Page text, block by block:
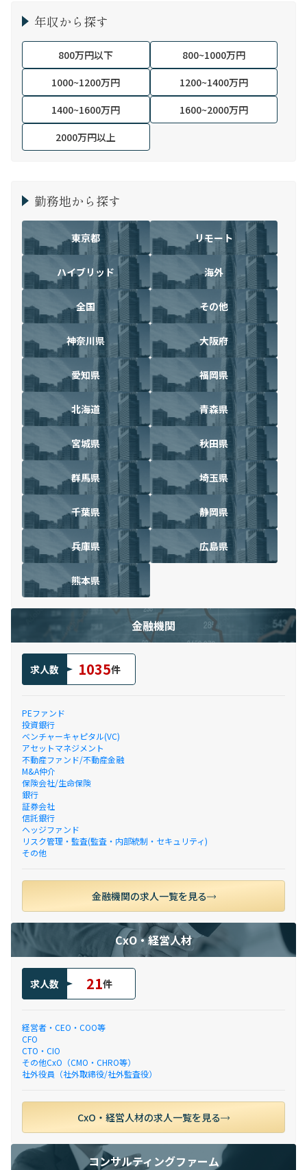
年収から探す
800万円以下
800~1000万円
1000~1200万円
1200~1400万円
1400~1600万円
1600~2000万円
2000万円以上
勤務地から探す
東京都 リモート
ハイブリッド 海外
全国 その他
神奈川県 大阪府
愛知県 福岡県
北海道 青森県
宮城県 秋田県
群馬県 埼玉県
千葉県 静岡県
兵庫県 広島県
熊本県
金融機関
求人数 1035件
PEファンド
投資銀行
ベンチャーキャピタル(VC)
アセットマネジメント
不動産ファンド/不動産金融
M&A仲介
保険会社/生命保険
銀行
証券会社
信託銀行
ヘッジファンド
リスク管理・監査(監査・内部統制・セキュリティ)
その他
金融機関の求人一覧を見る
CxO・経営人材
求人数 21件
経営者・CEO・COO等
CFO
CTO・CIO
その他CxO（CMO・CHRO等）
社外役員（社外取締役/社外監査役）
CxO・経営人材の求人一覧を見る
コンサルティングファーム